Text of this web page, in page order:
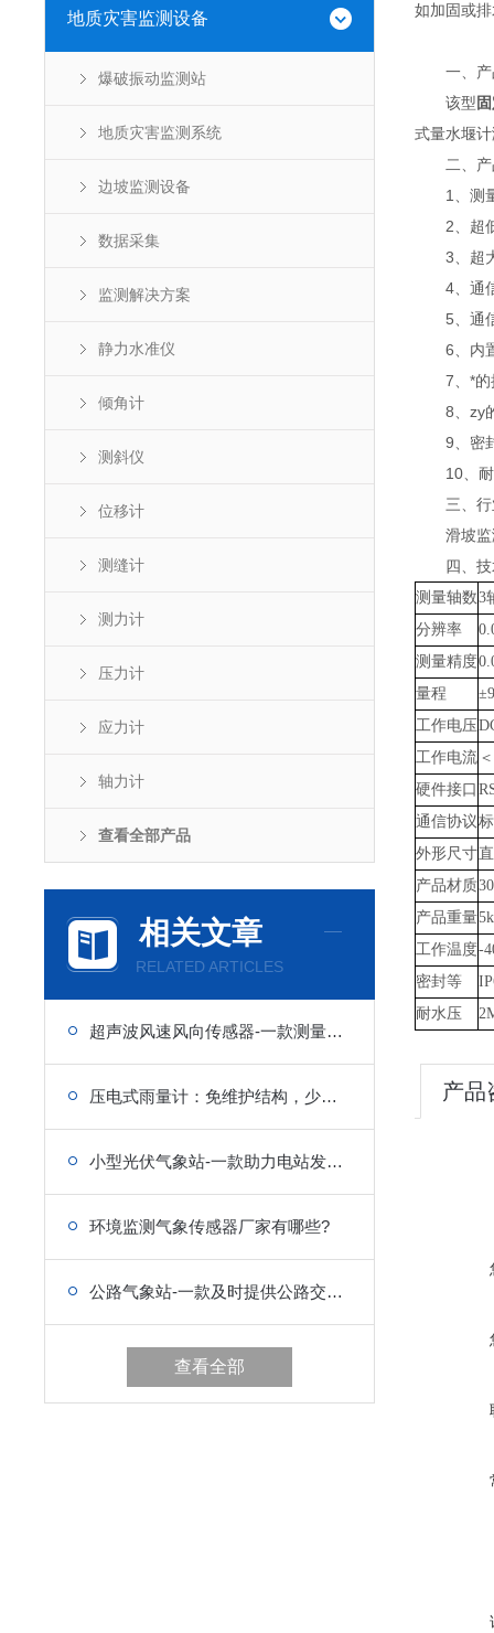
地质灾害监测设备
爆破振动监测站
地质灾害监测系统
边坡监测设备
数据采集
监测解决方案
静力水准仪
倾角计
测斜仪
位移计
测缝计
测力计
压力计
应力计
轴力计
查看全部产品
相关文章
RELATED ARTICLES
超声波风速风向传感器-一款测量风速风向变化的气象传感器
压电式雨量计：免维护结构，少故障，更耐用
小型光伏气象站-一款助力电站发展的光伏气象站
环境监测气象传感器厂家有哪些?
公路气象站-一款及时提供公路交通安全的公路气象站
查看全部
如加固或
一、产
该型
式量水堰
二、产
1、测量
2、超低
3、超大
4、通信
5、通信
6、内置
7、*的
8、zy的
9、密封
10、耐
三、行
滑坡监
四、技
测量轴数3
分辨率
测量精度
量程
工作电压
工作电流
硬件接口
通信协议
外形尺寸
产品材质
产品重量
工作温度-
密封等
耐水压
产品